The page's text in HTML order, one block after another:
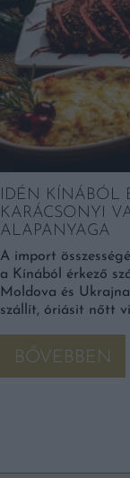
IDÉN KÍNÁBÓL
KARÁCSONYI
ALAPANYAGA
A import
a Kínából érkező
Moldova és
szállít, óriásit nőtt
BŐVEBBEN